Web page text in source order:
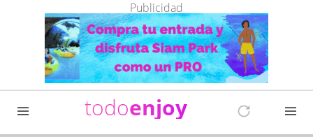
Publicidad
todoenjoy